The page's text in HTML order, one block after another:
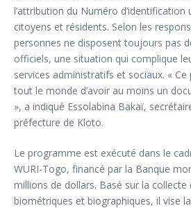
l’attribution du Numéro d’identification
citoyens et résidents. Selon les
personnes ne disposent toujours pas
officiels, une situation qui complique
services administratifs et sociaux. «
tout le monde d’avoir au moins un
», a indiqué Essolabina Bakaï,
préfecture de Kloto.
Le programme est exécuté dans le
WURI-Togo, financé par la Banque
millions de dollars. Basé sur la collecte
biométriques et biographiques, il vise